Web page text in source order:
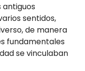
antiguos
sentidos,
de manera
fundamentales
se vinculaban